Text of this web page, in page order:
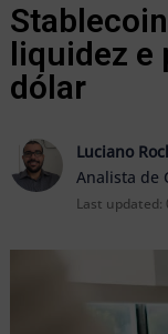
liquidez e
dólar
Luciano
Analista de
Last updated: